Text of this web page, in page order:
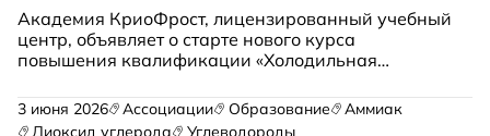
Академия КриоФрост, лицензированный учебный
центр, объявляет о старте нового курса
повышения квалификации «Холодильная
эксплуатации». Занятия будут проходить в
обновлённой лаборатории по адресу: г. Москва,
3 июня 2026 Ассоциации Образование
Аммиак
Диоксид углерода
Углеводороды